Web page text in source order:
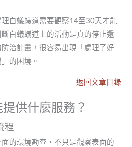
白蟻蟻道需要觀察14至30天才能
白蟻蟻道上的活動是真的停止還
治計畫，很容易出現「處理了好
的困境。
返回文章目錄
供什麼服務？
程
的環境勘查，不只是觀察表面的